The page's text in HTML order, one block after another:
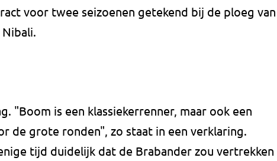
voor twee seizoenen getekend bij de ploeg van
"Boom is een klassiekerrenner, maar ook een
de grote ronden", zo staat in een verklaring.
tijd duidelijk dat de Brabander zou vertrekken